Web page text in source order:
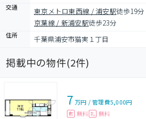
交通 東京メトロ東西線 / 浦安駅徒歩19分
京葉線 / 新浦安駅徒歩23分
住所 千葉県浦安市猫実１丁目
掲載中の物件(2件)
7 万円 /管理費5,000円
敷 無料 礼 無料